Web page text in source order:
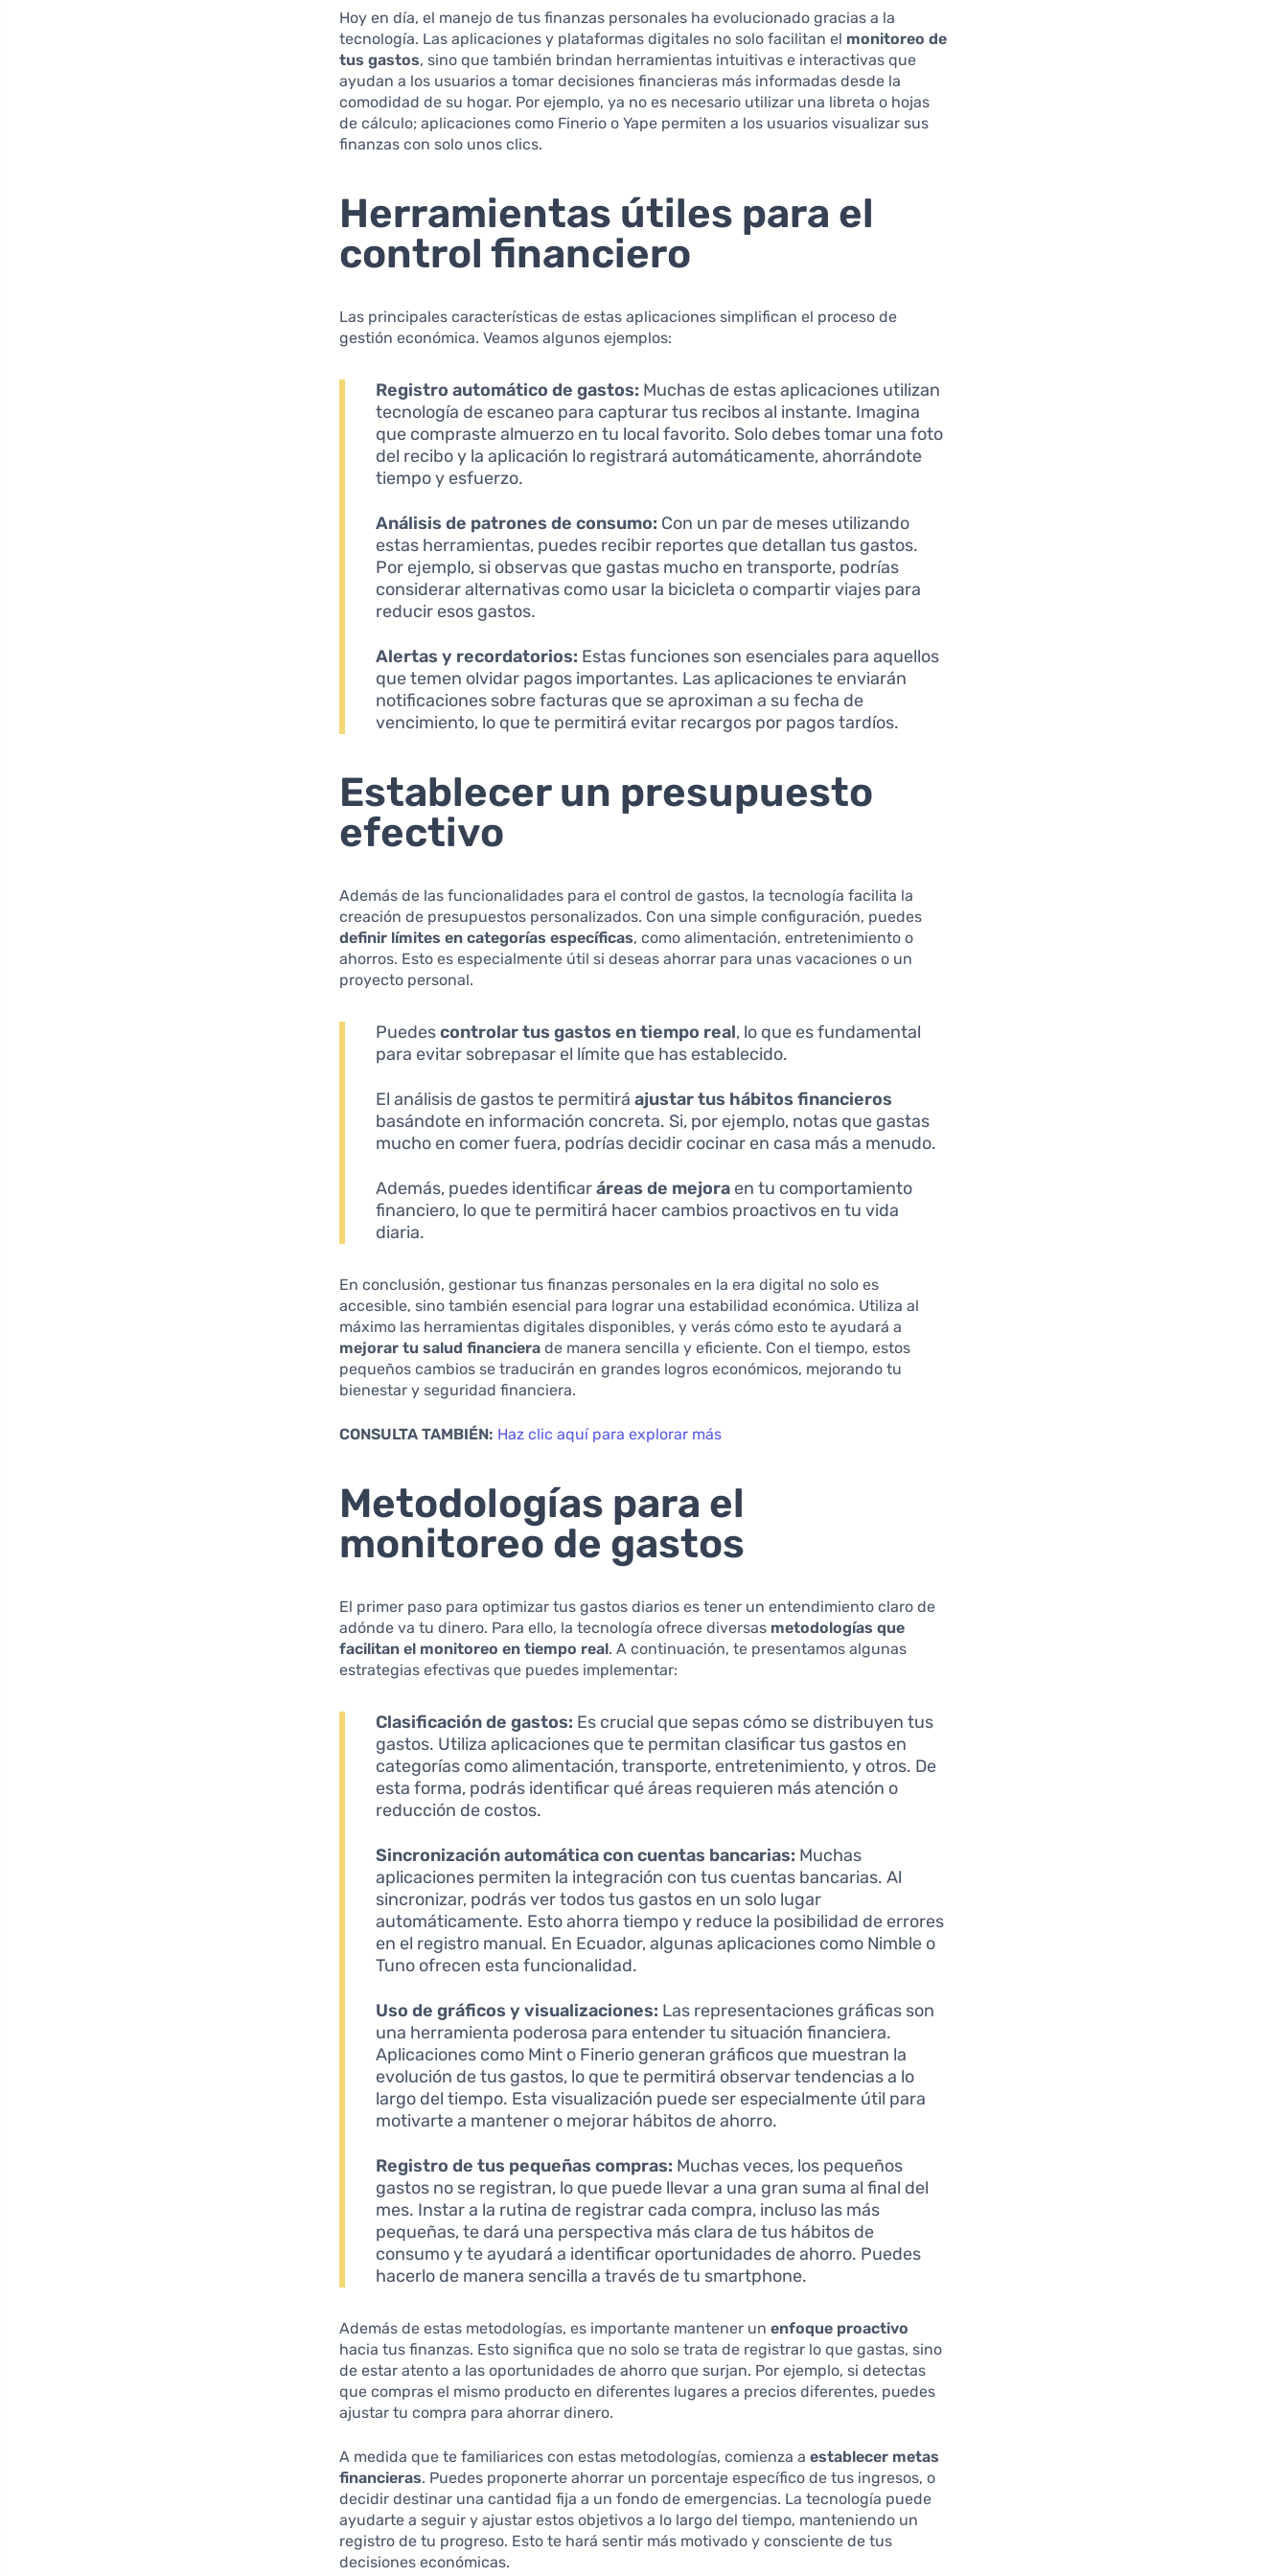
Hoy en día, el manejo de tus finanzas personales ha evolucionado gracias a la
tecnología. Las aplicaciones y plataformas digitales no solo facilitan el monitoreo de
tus gastos, sino que también brindan herramientas intuitivas e interactivas que
ayudan a los usuarios a tomar decisiones financieras más informadas desde la
comodidad de su hogar. Por ejemplo, ya no es necesario utilizar una libreta o hojas
de cálculo; aplicaciones como Finerio o Yape permiten a los usuarios visualizar sus
finanzas con solo unos clics.
Herramientas útiles para el
control financiero
Las principales características de estas aplicaciones simplifican el proceso de
gestión económica. Veamos algunos ejemplos:
Registro automático de gastos: Muchas de estas aplicaciones utilizan
tecnología de escaneo para capturar tus recibos al instante. Imagina
que compraste almuerzo en tu local favorito. Solo debes tomar una foto
del recibo y la aplicación lo registrará automáticamente, ahorrándote
tiempo y esfuerzo.
Análisis de patrones de consumo: Con un par de meses utilizando
estas herramientas, puedes recibir reportes que detallan tus gastos.
Por ejemplo, si observas que gastas mucho en transporte, podrías
considerar alternativas como usar la bicicleta o compartir viajes para
reducir esos gastos.
Alertas y recordatorios: Estas funciones son esenciales para aquellos
que temen olvidar pagos importantes. Las aplicaciones te enviarán
notificaciones sobre facturas que se aproximan a su fecha de
vencimiento, lo que te permitirá evitar recargos por pagos tardíos.
Establecer un presupuesto
efectivo
Además de las funcionalidades para el control de gastos, la tecnología facilita la
creación de presupuestos personalizados. Con una simple configuración, puedes
definir límites en categorías específicas, como alimentación, entretenimiento o
ahorros. Esto es especialmente útil si deseas ahorrar para unas vacaciones o un
proyecto personal.
Puedescontrolar tus gastos en tiempo real, lo que es fundamental
para evitar sobrepasar el límite que has establecido.
El análisis de gastos te permitiráajustar tus hábitos financieros
basándote en información concreta. Si, por ejemplo, notas que gastas
mucho en comer fuera, podrías decidir cocinar en casa más a menudo.
Además, puedes identificaráreas de mejora en tu comportamiento
financiero, lo que te permitirá hacer cambios proactivos en tu vida
diaria.
En conclusión, gestionar tus finanzas personales en la era digital no solo es
accesible, sino también esencial para lograr una estabilidad económica. Utiliza al
máximo las herramientas digitales disponibles, y verás cómo esto te ayudará a
mejorar tu salud financiera de manera sencilla y eficiente. Con el tiempo, estos
pequeños cambios se traducirán en grandes logros económicos, mejorando tu
bienestar y seguridad financiera.
CONSULTA TAMBIÉN: Haz clic aquí para explorar más
Metodologías para el
monitoreo de gastos
El primer paso para optimizar tus gastos diarios es tener un entendimiento claro de
adónde va tu dinero. Para ello, la tecnología ofrece diversas metodologías que
facilitan el monitoreo en tiempo real. A continuación, te presentamos algunas
estrategias efectivas que puedes implementar:
Clasificación de gastos: Es crucial que sepas cómo se distribuyen tus
gastos. Utiliza aplicaciones que te permitan clasificar tus gastos en
categorías como alimentación, transporte, entretenimiento, y otros. De
esta forma, podrás identificar qué áreas requieren más atención o
reducción de costos.
Sincronización automática con cuentas bancarias: Muchas
aplicaciones permiten la integración con tus cuentas bancarias. Al
sincronizar, podrás ver todos tus gastos en un solo lugar
automáticamente. Esto ahorra tiempo y reduce la posibilidad de errores
en el registro manual. En Ecuador, algunas aplicaciones como Nimble o
Tuno ofrecen esta funcionalidad.
Uso de gráficos y visualizaciones: Las representaciones gráficas son
una herramienta poderosa para entender tu situación financiera.
Aplicaciones como Mint o Finerio generan gráficos que muestran la
evolución de tus gastos, lo que te permitirá observar tendencias a lo
largo del tiempo. Esta visualización puede ser especialmente útil para
motivarte a mantener o mejorar hábitos de ahorro.
Registro de tus pequeñas compras: Muchas veces, los pequeños
gastos no se registran, lo que puede llevar a una gran suma al final del
mes. Instar a la rutina de registrar cada compra, incluso las más
pequeñas, te dará una perspectiva más clara de tus hábitos de
consumo y te ayudará a identificar oportunidades de ahorro. Puedes
hacerlo de manera sencilla a través de tu smartphone.
Además de estas metodologías, es importante mantener unenfoque proactivo
hacia tus finanzas. Esto significa que no solo se trata de registrar lo que gastas, sino
de estar atento a las oportunidades de ahorro que surjan. Por ejemplo, si detectas
que compras el mismo producto en diferentes lugares a precios diferentes, puedes
ajustar tu compra para ahorrar dinero.
A medida que te familiarices con estas metodologías, comienza aestablecer metas
financieras. Puedes proponerte ahorrar un porcentaje específico de tus ingresos, o
decidir destinar una cantidad fija a un fondo de emergencias. La tecnología puede
ayudarte a seguir y ajustar estos objetivos a lo largo del tiempo, manteniendo un
registro de tu progreso. Esto te hará sentir más motivado y consciente de tus
decisiones económicas.